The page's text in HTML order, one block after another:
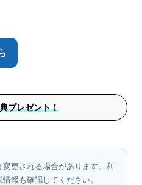
プレゼント！
更される場合があります。利
報も確認してください。